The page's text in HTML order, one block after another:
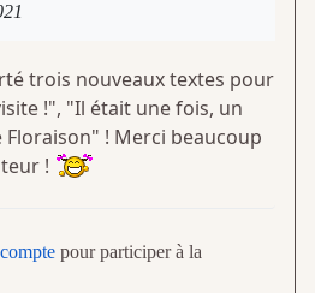
trois nouveaux textes pour
!", "Il était une fois, un
! Merci beaucoup
!
pour participer à la